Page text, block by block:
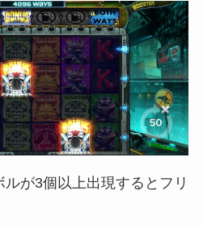
ルが3個以上出現するとフリ